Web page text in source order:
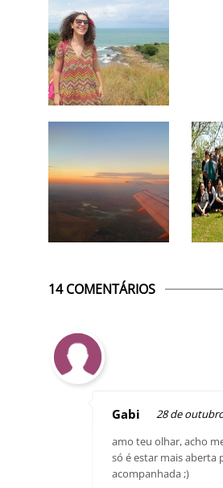
14 COMENTÁRIOS
Gabi
28 de
amo teu olhar, acho
só é estar mais aberta
acompanhada ;)